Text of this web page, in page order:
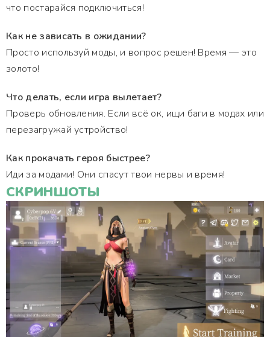
что постарайся подключиться!
Как не зависать в ожидании?
Просто используй моды, и вопрос решен! Время — это
золото!
Что делать, если игра вылетает?
Проверь обновления. Если всё ок, ищи баги в модах или
перезагружай устройство!
Как прокачать героя быстрее?
Иди за модами! Они спасут твои нервы и время!
СКРИНШОТЫ